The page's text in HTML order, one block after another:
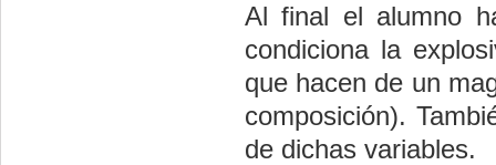
Al final el alumno
condiciona la
que hacen de un
composición).
de dichas variables.